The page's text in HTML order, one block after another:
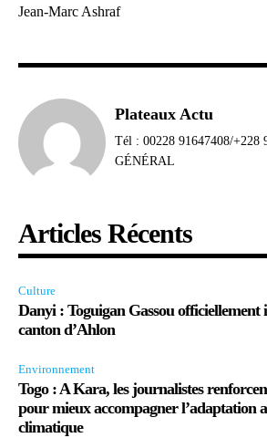
Jean-Marc Ashraf
Plateaux Actu
Tél : 00228 91647408/+228
GÉNÉRAL
Articles Récents
Culture
Danyi : Toguigan Gassou officiellement
canton d’Ahlon
Environnement
Togo : A Kara, les journalistes
pour mieux accompagner l’adaptation
climatique